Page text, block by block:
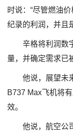
时说：“尽管燃油
纪录的利润，并且
辛格将利润数
量，并确定需求已
他说，展望未
B737 Max飞机将
效。
他说，航空公